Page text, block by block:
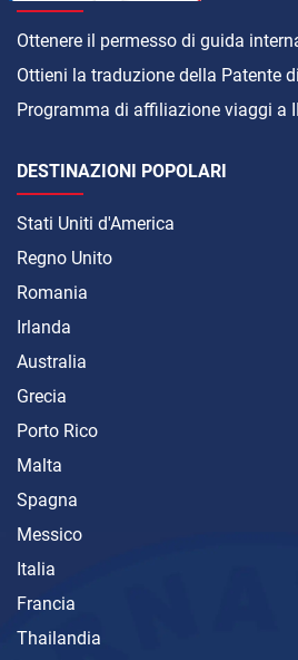
Ottenere il permesso di guida
Ottieni la traduzione della Patente
Programma di affiliazione viaggi a
DESTINAZIONI POPOLARI
Stati Uniti d'America
Regno Unito
Romania
Irlanda
Australia
Grecia
Porto Rico
Malta
Spagna
Messico
Italia
Francia
Thailandia